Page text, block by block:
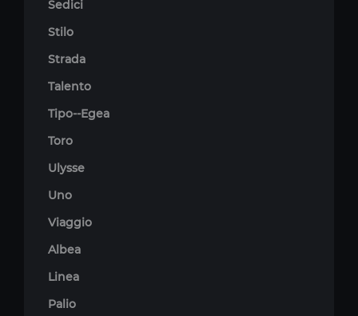
Sedici
Stilo
Strada
Talento
Tipo--Egea
Toro
Ulysse
Uno
Viaggio
Albea
Linea
Palio